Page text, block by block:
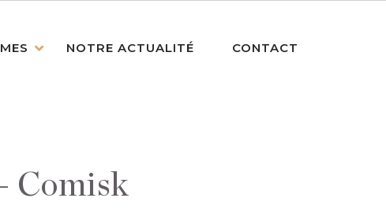
NOTRE ACTUALITÉ CONTACT
Comisk